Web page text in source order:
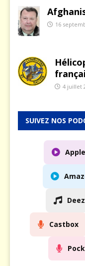
16
4 juillet
SUIVEZ NOS
Castbox